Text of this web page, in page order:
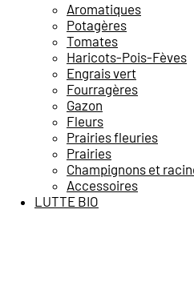
Aromatiques
Potagères
Tomates
Haricots-Pois-Fèves
Engrais vert
Fourragères
Gazon
Fleurs
Prairies fleuries
Prairies
Champignons et
Accessoires
LUTTE BIO